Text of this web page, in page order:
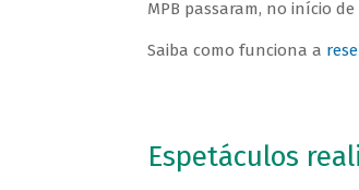
MPB passaram, no início
Saiba como funciona a
Espetáculos